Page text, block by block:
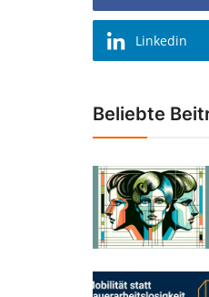
Linkedin
Beliebte